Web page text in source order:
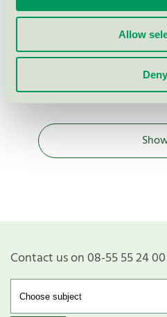
Allow
Deny
Turako,
Ängby
Contact us on 08-55 55 24